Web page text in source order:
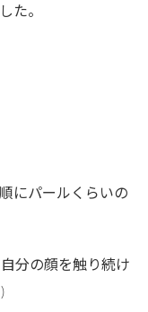
た。
にパールくらいの
分の顔を触り続け